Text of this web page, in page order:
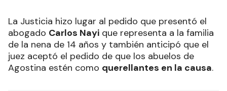
La Justicia hizo lugar al pedido que presentó el
abogado Carlos Nayi que representa a la familia
de la nena de 14 años y también anticipó que el
juez aceptó el pedido de que los abuelos de
Agostina estén como querellantes en la causa.